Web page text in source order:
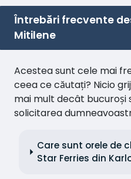
Întrebări frecvente
Mitilene
Acestea sunt cele mai
ceea ce căutați? Nicio
mai mult decât bucuroși
solicitarea
Care sunt orele de
Star Ferries din